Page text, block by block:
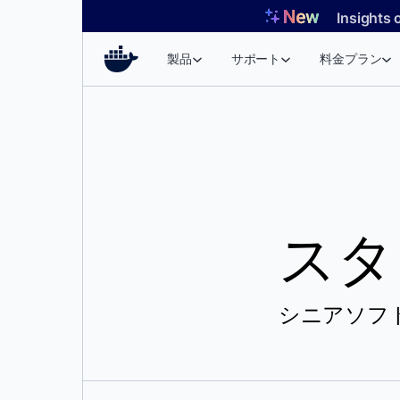
Insights
製品 サポート 料金プラン
ス
シニアソフ